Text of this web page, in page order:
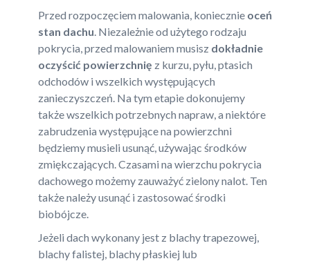
Przed rozpoczęciem malowania, koniecznie oceń
stan dachu . Niezależnie od użytego rodzaju
pokrycia, przed malowaniem musisz dokładnie
oczyścić powierzchnię z kurzu, pyłu, ptasich
odchodów i wszelkich występujących
zanieczyszczeń. Na tym etapie dokonujemy
także wszelkich potrzebnych napraw, a niektóre
zabrudzenia występujące na powierzchni
będziemy musieli usunąć, używając środków
zmiękczających. Czasami na wierzchu pokrycia
dachowego możemy zauważyć zielony nalot. Ten
także należy usunąć i zastosować środki
biobójcze.
Jeżeli dach wykonany jest z blachy trapezowej,
blachy falistej, blachy płaskiej lub